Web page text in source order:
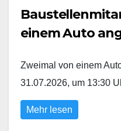
einem Auto
Zweimal von einem
31.07.2026, um 13:30
Mehr lesen